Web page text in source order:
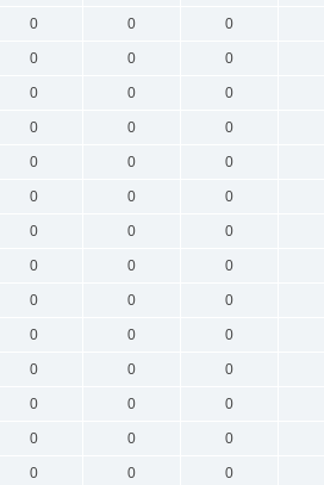
0 0 0
0 0 0
0 0 0
0 0 0
0 0 0
0 0 0
0 0 0
0 0 0
0 0 0
0 0 0
0 0 0
0 0 0
0 0 0
0 0
0